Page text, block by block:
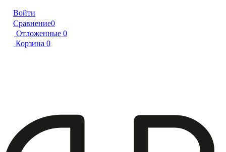
Войти
Сравнение0
Отложенные 0
Корзина 0